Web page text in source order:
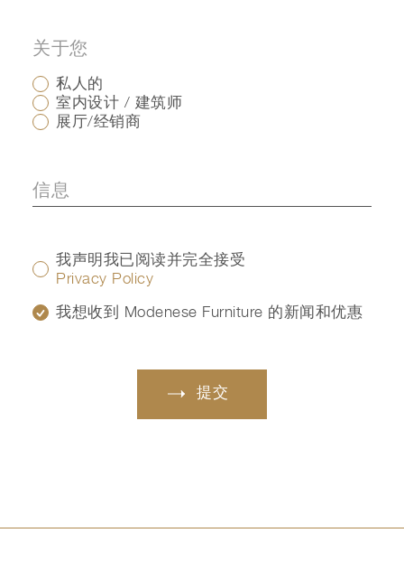
关于您
私人的
室内设计 / 建筑师
展厅/经销商
我声明我已阅读并完全接受
Privacy Policy
我想收到 Modenese Furniture 的新闻和优惠
提交